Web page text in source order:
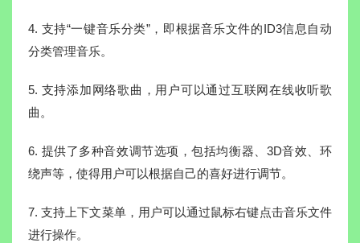
4. 支持“一键音乐分类”，即根据音乐文件的ID3信息自动
分类管理音乐。
5. 支持添加网络歌曲，用户可以通过互联网在线收听歌
曲。
6. 提供了多种音效调节选项，包括均衡器、3D音效、环
绕声等，使得用户可以根据自己的喜好进行调节。
7. 支持上下文菜单，用户可以通过鼠标右键点击音乐文件
进行操作。